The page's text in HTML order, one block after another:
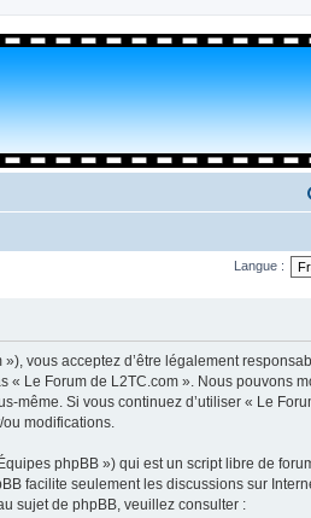
Langue :
vous acceptez d’être légalement
« Le Forum de L2TC.com ». Nous pouvons
même. Si vous continuez d’utiliser « Le
modifications.
phpBB ») qui est un script libre de
facilite seulement les discussions sur
sujet de phpBB, veuillez consulter :